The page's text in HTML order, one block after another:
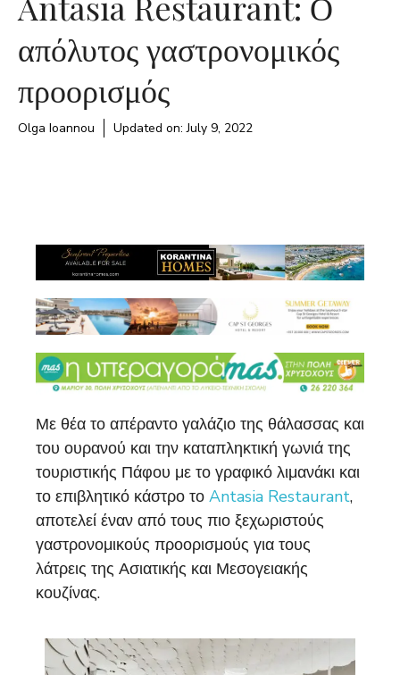
απόλυτος γαστρονομικός
προορισμός
Olga Ioannou Updated on:July 9, 2022
Με θέα το απέραντο γαλάζιο της θάλασσας και
του ουρανού και την καταπληκτική γωνιά της
τουριστικής Πάφου με το γραφικό λιμανάκι και
το επιβλητικό κάστρο το Antasia Restaurant,
αποτελεί έναν από τους πιο ξεχωριστούς
γαστρονομικούς προορισμούς για τους
λάτρεις της Ασιατικής και Μεσογειακής
κουζίνας.